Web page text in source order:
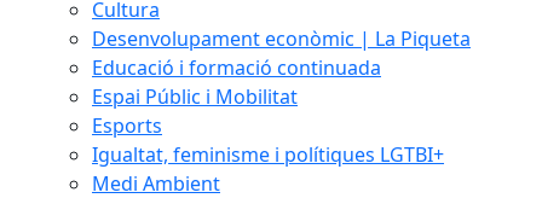
Cultura
Desenvolupament econòmic | La Piqueta
Educació i formació continuada
Espai Públic i Mobilitat
Esports
Igualtat, feminisme i polítiques LGTBI+
Medi Ambient